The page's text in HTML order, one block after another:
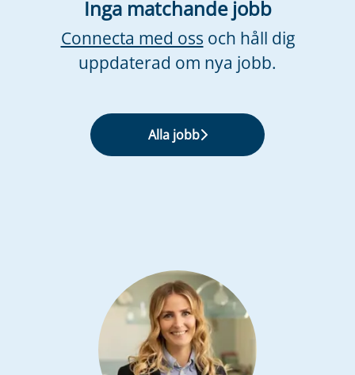
Inga matchande jobb
Connecta med oss och håll dig
uppdaterad om nya jobb.
Alla jobb